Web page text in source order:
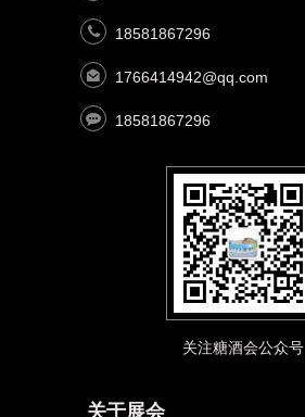
18581867296
1766414942@qq.com
18581867296
关注糖酒会公众号
关于展会